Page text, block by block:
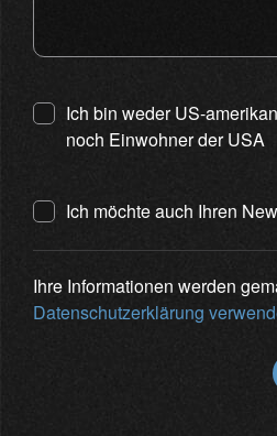
Ich bin weder US-
noch Einwohner der USA
Ich möchte auch Ihren
Ihre Informationen werden
Datenschutzerklärung